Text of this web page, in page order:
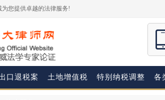
您提供卓越的法律服务!
口退税案 土地增值税 特别纳税调整 各